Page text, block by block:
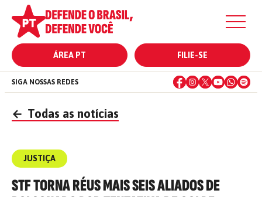
ÁREA PT FILIE-SE
SIGA NOSSAS REDES
← Todas as notícias
JUSTIÇA
STF TORNA RÉUS MAIS SEIS ALIADOS DE